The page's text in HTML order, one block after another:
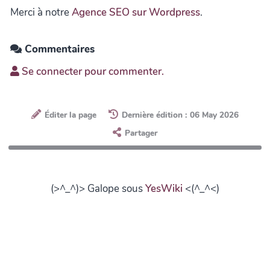
Merci à notreAgence SEO sur Wordpress.
Commentaires
Se connecter pour commenter.
Éditer la page
Dernière édition : 06 May 2026
Partager
(>^_^)> Galope sousYesWiki <(^_^<)